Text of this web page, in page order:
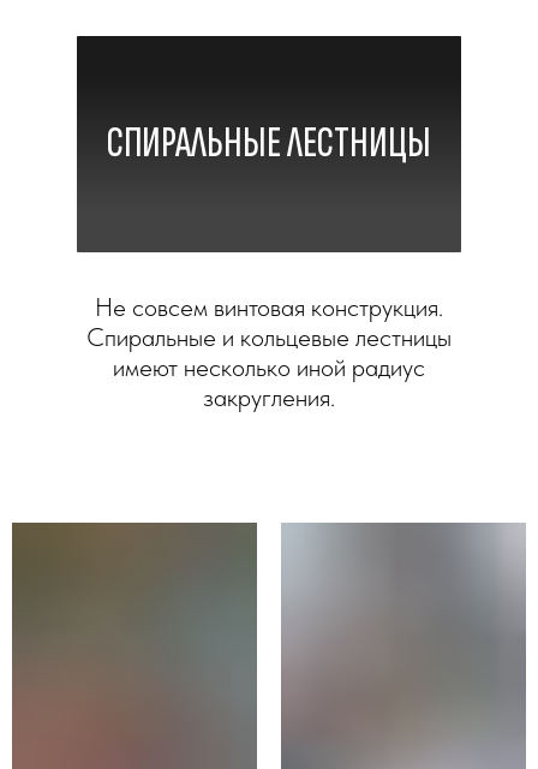
СПИРАЛЬНЫЕ ЛЕСТНИЦЫ
Не совсем винтовая конструкция.
Спиральные и кольцевые лестницы
имеют несколько иной радиус
закругления.